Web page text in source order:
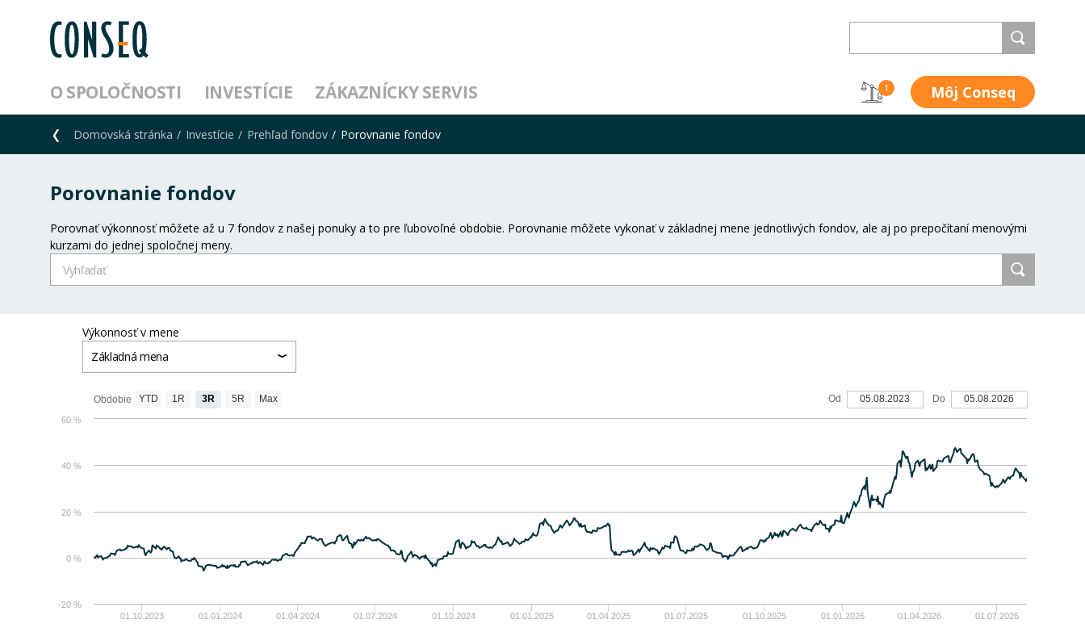
O SPOLOČNOSTI INVESTÍCIE ZÁKAZNÍCKY SERVIS 1 Môj Conseq
Domovská stránka Investície Prehľad fondov Porovnanie fondov
Porovnanie fondov
Porovnať výkonnosť môžete až u 7 fondov z našej ponuky a to pre ľubovoľné obdobie. Porovnanie môžete vykonať v základnej mene jednotlivých fondov, ale aj po prepočítaní menovými
kurzami do jednej spoločnej meny.
Výkonnosť v mene
Základná mena
01.10.2023 01.01.2024 01.04.2024 01.07.2024 01.10.2024 01.01.2025 01.04.2025 01.07.2025 01.10.2025 01.01.2026 01.04.2026 01.07.2026
0 %
20 %
40 %
60 %
-20 %
Obdobie YTD 1R 3R 5R Max Od 05.08.2023 Do 05.08.2026